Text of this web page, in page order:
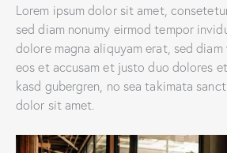
Lorem ipsum dolor sit amet,
sed diam nonumy eirmod tempor
dolore magna aliquyam erat, sed
eos et accusam et justo duo dolores
kasd gubergren, no sea takimata
dolor sit amet.